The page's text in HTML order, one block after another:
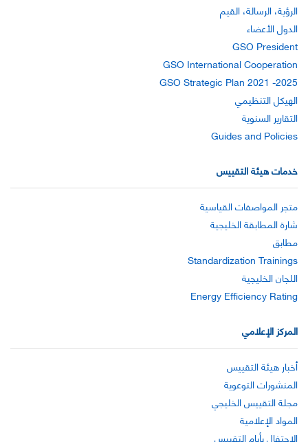
الرؤية، الرسالة، القيم
الدول الأعضاء
GSO President
GSO International Cooperation
GSO Strategic Plan 2021 -2025
الهيكل التنظيمي
التقارير السنوية
Guides and Policies
خدمات هيئة التقييس
متجر المواصفات القياسية
شارة المطابقة الخليجية
مطابق
Standardization Trainings
اللجان الخليجية
Energy Efficiency Rating
المركز الإعلامي
أخبار هيئة التقييس
المنشورات التوعوية
مجلة التقييس الخليجي
المواد الإعلامية
الاحتفال بأيام التقييس